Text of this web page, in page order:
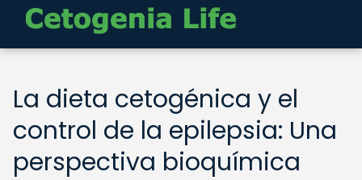
La dieta cetogénica y el
control de la epilepsia: Una
perspectiva bioquímica